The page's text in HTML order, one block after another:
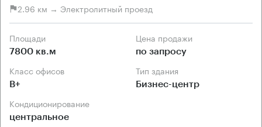
2.96 км → Электролитный проезд
Площади
7800 кв.м
Цена продажи
по запросу
Класс офисов
B+
Тип здания
Бизнес-центр
Кондиционирование
центральное